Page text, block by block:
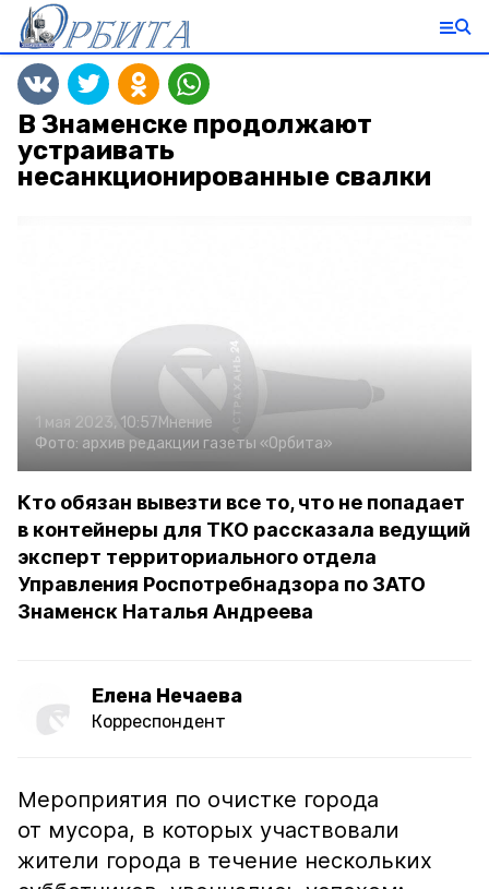
В Знаменске продолжают
устраивать
несанкционированные свалки
1 мая 2023, 10:57Мнение
Фото: архив редакции газеты «Орбита»
Кто обязан вывезти все то, что не попадает
в контейнеры для ТКО рассказала ведущий
эксперт территориального отдела
Управления Роспотребнадзора по ЗАТО
Знаменск Наталья Андреева
Елена Нечаева
Корреспондент
Мероприятия по очистке города
от мусора, в которых участвовали
жители города в течение нескольких